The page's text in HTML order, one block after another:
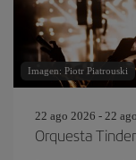
Imagen: Piotr Piatrouski
22 ago 2026 - 22
Orquesta